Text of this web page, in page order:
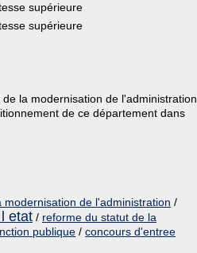
supérieure
supérieure
la modernisation de l'administration
de ce département dans
de l'administration /
etat / reforme du statut de la
publique / concours d'entree